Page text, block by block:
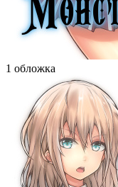
1 обложка